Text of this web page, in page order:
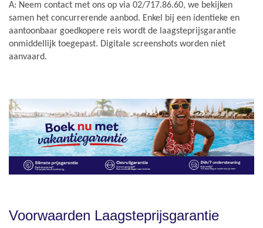
A: Neem contact met ons op via 02/717.86.60, we bekijken
samen het concurrerende aanbod. Enkel bij een identieke en
aantoonbaar goedkopere reis wordt de laagsteprijsgarantie
onmiddellijk toegepast. Digitale screenshots worden niet
aanvaard.
Voorwaarden Laagsteprijsgarantie